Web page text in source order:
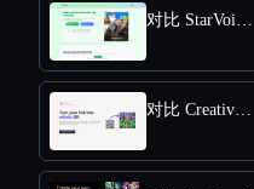
对比 StarVoiceAi
对比 Creative QR codes using AI